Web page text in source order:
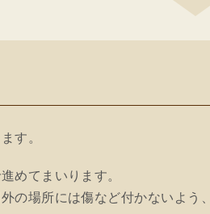
す。
めてまいります。
の場所には傷など付かないよう